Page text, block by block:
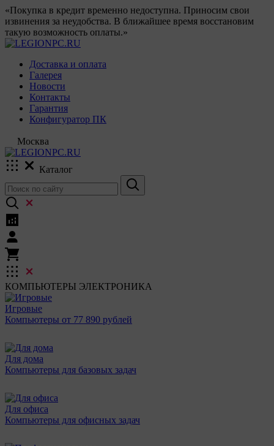
«Покупка в кредит временно недоступна. Приносим свои
извинения за неудобства. В ближайшее время восстановим
такую возможность оплаты.»
Доставка и оплата
Галерея
Новости
Контакты
Гарантия
Конфигуратор ПК
Москва
Каталог
КОМПЬЮТЕРЫ ЭЛЕКТРОНИКА
Игровые
Компьютеры от 77 890 рублей
Для дома
Компьютеры для базовых задач
Для офиса
Компьютеры для офисных задач